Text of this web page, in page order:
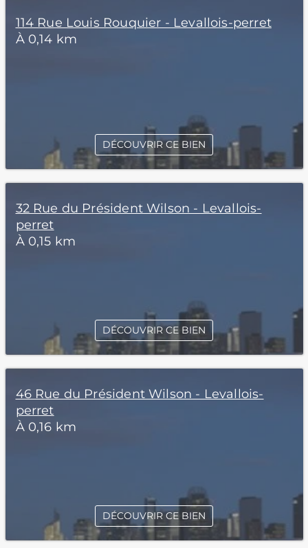
114 Rue Louis Rouquier - Levallois-perret
À 0,14 km
DÉCOUVRIR CE BIEN
32 Rue du Président Wilson - Levallois-
perret
À 0,15 km
DÉCOUVRIR CE BIEN
46 Rue du Président Wilson - Levallois-
perret
À 0,16 km
DÉCOUVRIR CE BIEN